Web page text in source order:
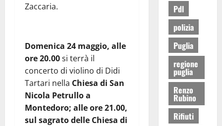
Zaccaria.
Domenica 24 maggio, alle
ore 20.00si terrà il
concerto di violino di Didi
Tartari nella Chiesa di San
Nicola Petrullo a
Montedoro; alle ore 21.00,
sul sagrato delle Chiesa di
Pdl
polizia
Puglia
regione
puglia
Renzo
Rubino
Rifiuti